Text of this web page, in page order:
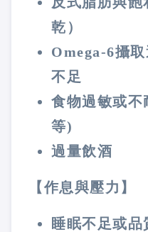
乾）
Omega-6攝
不足
食物過敏或不
等)
過量飲酒
【作息與壓力】
睡眠不足或品